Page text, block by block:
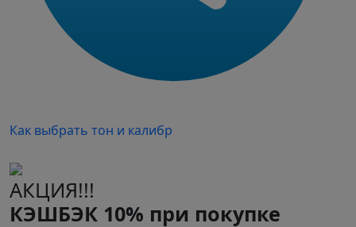
Как выбрать тон и калибр
АКЦИЯ!!!
КЭШБЭК 10% при покупке